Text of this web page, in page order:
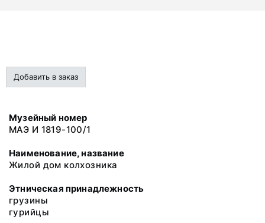
Добавить в заказ
Музейный номер
МАЭ И 1819-100/1
Наименование, название
Жилой дом колхозника
Этническая принадлежность
грузины
гурийцы